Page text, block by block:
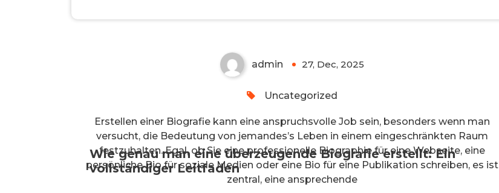
admin 27, Dec, 2025
Uncategorized
Wie genau man eine überzeugende Biografie erstellt: Ein
vollständiger Leitfaden
Erstellen einer Biografie kann eine anspruchsvolle Job sein, besonders wenn man
versucht, die Bedeutung von jemandes’s Leben in einem eingeschränkten Raum
festzuhalten. Egal, ob Sie eine professionelle Biographie für eine Webseite, eine
persönliche Bio für soziale Medien oder eine Bio für eine Publikation schreiben, es ist
zentral, eine ansprechende